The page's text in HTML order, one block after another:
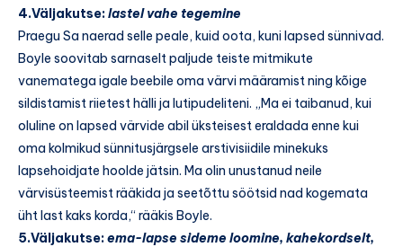
4.Väljakutse:lastel vahe tegemine
Praegu Sa naerad selle peale, kuid oota, kuni lapsed sünnivad.
Boyle soovitab sarnaselt paljude teiste mitmikute
vanematega igale beebile oma värvi määramist ning kõige
sildistamist riietest hälli ja lutipudeliteni. „Ma ei taibanud, kui
oluline on lapsed värvide abil üksteisest eraldada enne kui
oma kolmikud sünnitusjärgsele arstivisiidile minekuks
lapsehoidjate hoolde jätsin. Ma olin unustanud neile
värvisüsteemist rääkida ja seetõttu söötsid nad kogemata
üht last kaks korda,“ rääkis Boyle.
5.Väljakutse:ema-lapse sideme loomine, kahekordselt,